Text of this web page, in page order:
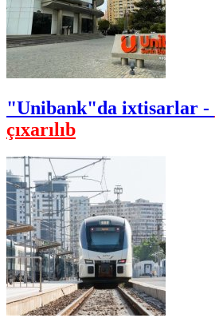
"Unibank"da ixtisarlar -
çıxarılıb